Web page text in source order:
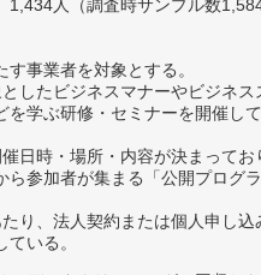
1,434人（調査時サンプル数1,584
す事業者を対象とする。
したビジネスマナーやビジネス
を学ぶ研修・セミナーを開催し
日時・場所・内容が決まってお
ら参加者が集まる「公開プログラ
り、法人契約または個人申し込
いる。